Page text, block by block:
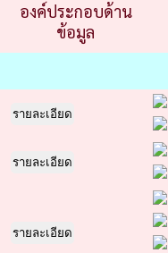
องค์ประกอบด้าน
ข้อมูล
รายละเอียด
รายละเอียด
รายละเอียด